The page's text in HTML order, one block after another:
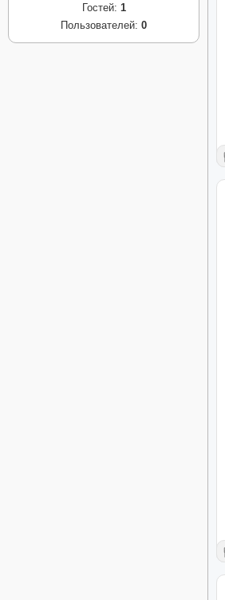
Гостей: 1
Пользователей: 0